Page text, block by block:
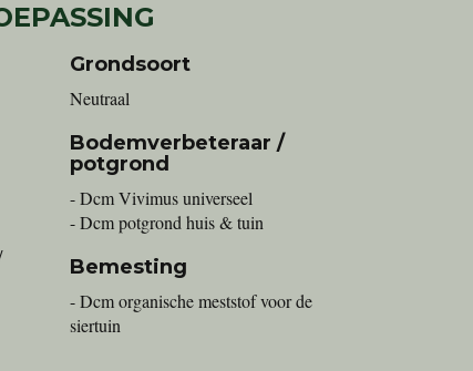
Grondsoort
Neutraal
Bodemverbeteraar /
potgrond
- Dcm Vivimus universeel
- Dcm potgrond huis & tuin
Bemesting
- Dcm organische meststof voor de
siertuin